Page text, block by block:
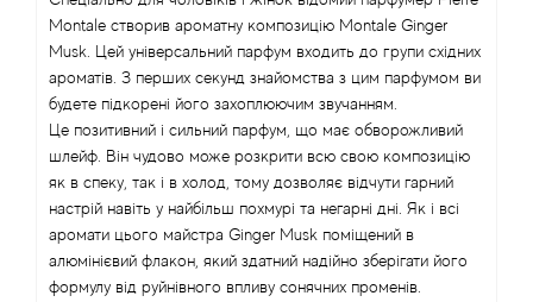
Montale створив ароматну композицію Montale Ginger
Musk. Цей універсальний парфум входить до групи східних
ароматів. З перших секунд знайомства з цим парфумом ви
будете підкорені його захоплюючим звучанням.
Це позитивний і сильний парфум, що має обворожливий
шлейф. Він чудово може розкрити всю свою композицію
як в спеку, так і в холод, тому дозволяє відчути гарний
настрій навіть у найбільш похмурі та негарні дні. Як і всі
аромати цього майстра Ginger Musk поміщений в
алюмінієвий флакон, який здатний надійно зберігати його
формулу від руйнівного впливу сонячних променів.
American Crew
Amouage
Amouroud
Andre L'Arom
Angel Schlesser